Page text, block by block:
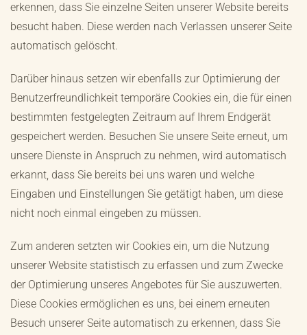
erkennen, dass Sie einzelne Seiten unserer Website bereits
besucht haben. Diese werden nach Verlassen unserer Seite
automatisch gelöscht.
Darüber hinaus setzen wir ebenfalls zur Optimierung der
Benutzerfreundlichkeit temporäre Cookies ein, die für einen
bestimmten festgelegten Zeitraum auf Ihrem Endgerät
gespeichert werden. Besuchen Sie unsere Seite erneut, um
unsere Dienste in Anspruch zu nehmen, wird automatisch
erkannt, dass Sie bereits bei uns waren und welche
Eingaben und Einstellungen Sie getätigt haben, um diese
nicht noch einmal eingeben zu müssen.
Zum anderen setzten wir Cookies ein, um die Nutzung
unserer Website statistisch zu erfassen und zum Zwecke
der Optimierung unseres Angebotes für Sie auszuwerten.
Diese Cookies ermöglichen es uns, bei einem erneuten
Besuch unserer Seite automatisch zu erkennen, dass Sie